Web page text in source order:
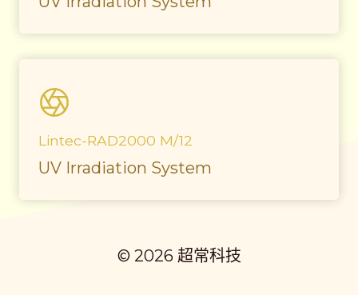
Lintec-RAD2000 M/12
UV Irradiation System
© 2026 超常科技